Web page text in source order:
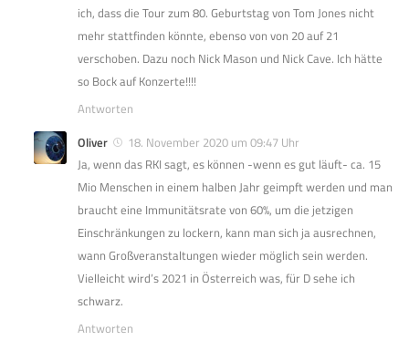
ich, dass die Tour zum 80. Geburtstag von Tom Jones nicht
mehr stattfinden könnte, ebenso von von 20 auf 21
verschoben. Dazu noch Nick Mason und Nick Cave. Ich hätte
so Bock auf Konzerte!!!!
Antworten
Oliver
18. November 2020 um 09:47 Uhr
Ja, wenn das RKI sagt, es können -wenn es gut läuft- ca. 15
Mio Menschen in einem halben Jahr geimpft werden und man
braucht eine Immunitätsrate von 60%, um die jetzigen
Einschränkungen zu lockern, kann man sich ja ausrechnen,
wann Großveranstaltungen wieder möglich sein werden.
Vielleicht wird’s 2021 in Österreich was, für D sehe ich
schwarz.
Antworten